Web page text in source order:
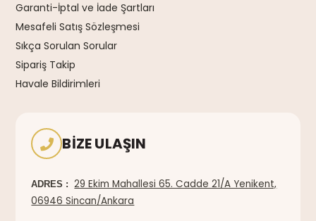
Garanti-İptal ve İade Şartları
Mesafeli Satış Sözleşmesi
Sıkça Sorulan Sorular
Sipariş Takip
Havale Bildirimleri
BIZE ULAŞIN
ADRES :
29 Ekim Mahallesi 65. Cadde 21/A Yenikent,
06946 Sincan/Ankara